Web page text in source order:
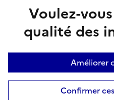
Voulez-
qualité des
Améliorer
Confirmer